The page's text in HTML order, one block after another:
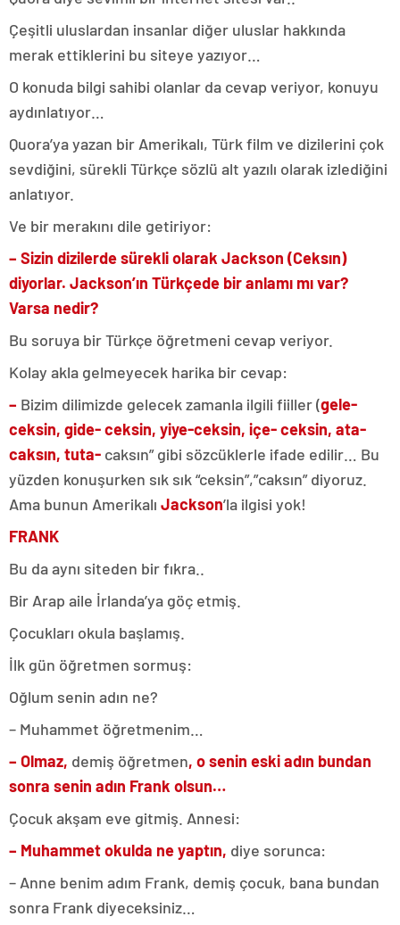
Çeşitli uluslardan insanlar diğer uluslar hakkında
merak ettiklerini bu siteye yazıyor…
O konuda bilgi sahibi olanlar da cevap veriyor, konuyu
aydınlatıyor…
Quora’ya yazan bir Amerikalı, Türk film ve dizilerini çok
sevdiğini, sürekli Türkçe sözlü alt yazılı olarak izlediğini
anlatıyor.
Ve bir merakını dile getiriyor:
– Sizin dizilerde sürekli olarak Jackson (Ceksın)
diyorlar. Jackson’ın Türkçede bir anlamı mı var?
Varsa nedir?
Bu soruya bir Türkçe öğretmeni cevap veriyor.
Kolay akla gelmeyecek harika bir cevap:
– Bizim dilimizde gelecek zamanla ilgili fiiller (gele-
ceksin, gide- ceksin, yiye-ceksin, içe- ceksin, ata-
caksın, tuta- caksın” gibi sözcüklerle ifade edilir… Bu
yüzden konuşurken sık sık “ceksin”,”caksın” diyoruz.
Ama bunun Amerikalı Jackson’la ilgisi yok!
FRANK
Bu da aynı siteden bir fıkra..
Bir Arap aile İrlanda’ya göç etmiş.
Çocukları okula başlamış.
İlk gün öğretmen sormuş:
Oğlum senin adın ne?
– Muhammet öğretmenim…
– Olmaz, demiş öğretmen, o senin eski adın bundan
sonra senin adın Frank olsun…
Çocuk akşam eve gitmiş. Annesi:
– Muhammet okulda ne yaptın, diye sorunca:
– Anne benim adım Frank, demiş çocuk, bana bundan
sonra Frank diyeceksiniz…